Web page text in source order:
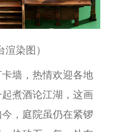
渲染图 ）
墙，热情欢迎各地
煮酒论江湖，这画
，庭院虽仍在紧锣